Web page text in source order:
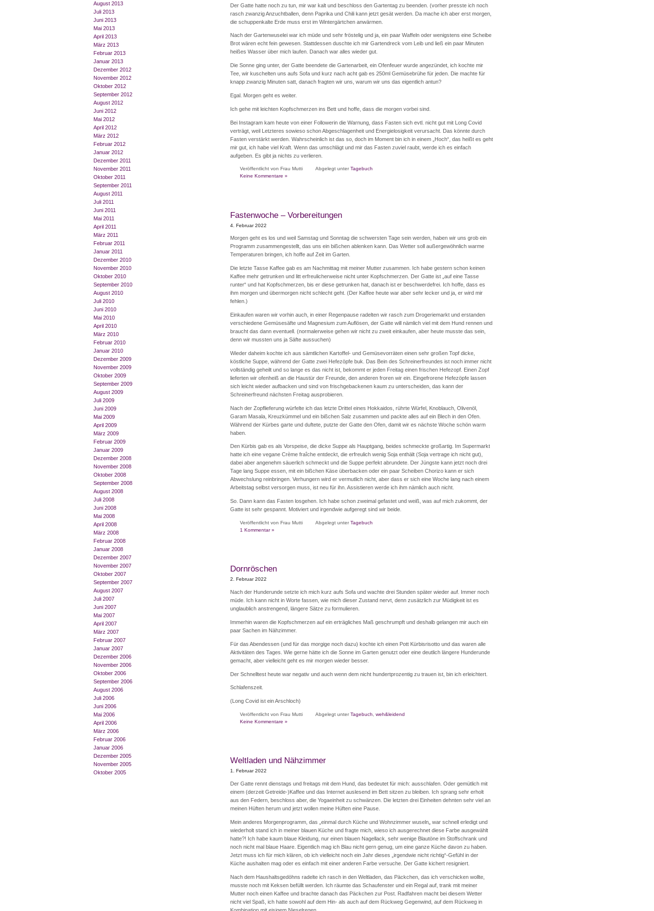
August 2013
Juli 2013
Juni 2013
Mai 2013
April 2013
März 2013
Februar 2013
Januar 2013
Dezember 2012
November 2012
Oktober 2012
September 2012
August 2012
Juni 2012
Mai 2012
April 2012
März 2012
Februar 2012
Januar 2012
Dezember 2011
November 2011
Oktober 2011
September 2011
August 2011
Juli 2011
Juni 2011
Mai 2011
April 2011
März 2011
Februar 2011
Januar 2011
Dezember 2010
November 2010
Oktober 2010
September 2010
August 2010
Juli 2010
Juni 2010
Mai 2010
April 2010
März 2010
Februar 2010
Januar 2010
Dezember 2009
November 2009
Oktober 2009
September 2009
August 2009
Juli 2009
Juni 2009
Mai 2009
April 2009
März 2009
Februar 2009
Januar 2009
Dezember 2008
November 2008
Oktober 2008
September 2008
August 2008
Juli 2008
Juni 2008
Mai 2008
April 2008
März 2008
Februar 2008
Januar 2008
Dezember 2007
November 2007
Oktober 2007
September 2007
August 2007
Juli 2007
Juni 2007
Mai 2007
April 2007
März 2007
Februar 2007
Januar 2007
Dezember 2006
November 2006
Oktober 2006
September 2006
August 2006
Juli 2006
Juni 2006
Mai 2006
April 2006
März 2006
Februar 2006
Januar 2006
Dezember 2005
November 2005
Oktober 2005
Der Gatte hatte noch zu tun, mir war kalt und beschloss den Gartentag zu beenden. (vorher presste ich noch
rasch zwanzig Anzuchtballen, denn Paprika und Chili kann jetzt gesät werden. Da mache ich aber erst morgen,
die schuppenkalte Erde muss erst im Wintergärtchen anwärmen.
Nach der Gartenwuselei war ich müde und sehr fröstelig und ja, ein paar Waffeln oder wenigstens eine Scheibe
Brot wären echt fein gewesen. Stattdessen duschte ich mir Gartendreck vom Leib und ließ ein paar Minuten
heißes Wasser über mich laufen. Danach war alles wieder gut.
Die Sonne ging unter, der Gatte beendete die Gartenarbeit, ein Ofenfeuer wurde angezündet, ich kochte mir
Tee, wir kuschelten uns aufs Sofa und kurz nach acht gab es 250ml Gemüsebrühe für jeden. Die machte für
knapp zwanzig Minuten satt, danach fragten wir uns, warum wir uns das eigentlich antun?
Egal. Morgen geht es weiter.
Ich gehe mit leichten Kopfschmerzen ins Bett und hoffe, dass die morgen vorbei sind.
Bei Instagram kam heute von einer Followerin die Warnung, dass Fasten sich evtl. nicht gut mit Long Covid
verträgt, weil Letzteres sowieso schon Abgeschlagenheit und Energielosigkeit verursacht. Das könnte durch
Fasten verstärkt werden. Wahrscheinlich ist das so, doch im Moment bin ich in einem „Hoch“, das heißt es geht
mir gut, ich habe viel Kraft. Wenn das umschlägt und mir das Fasten zuviel raubt, werde ich es einfach
aufgeben. Es gibt ja nichts zu verlieren.
Veröffentlicht von Frau Mutti Abgelegt unterTagebuch
Keine Kommentare »
Fastenwoche – Vorbereitungen
4. Februar 2022
Morgen geht es los und weil Samstag und Sonntag die schwersten Tage sein werden, haben wir uns grob ein
Programm zusammengestellt, das uns ein bißchen ablenken kann. Das Wetter soll außergewöhnlich warme
Temperaturen bringen, ich hoffe auf Zeit im Garten.
Die letzte Tasse Kaffee gab es am Nachmittag mit meiner Mutter zusammen. Ich habe gestern schon keinen
Kaffee mehr getrunken und litt erfreulicherweise nicht unter Kopfschmerzen. Der Gatte ist „auf eine Tasse
runter“ und hat Kopfschmerzen, bis er diese getrunken hat, danach ist er beschwerdefrei. Ich hoffe, dass es
ihm morgen und übermorgen nicht schlecht geht. (Der Kaffee heute war aber sehr lecker und ja, er wird mir
fehlen.)
Einkaufen waren wir vorhin auch, in einer Regenpause radelten wir rasch zum Drogeriemarkt und erstanden
verschiedene Gemüsesäfte und Magnesium zum Auflösen, der Gatte will nämlich viel mit dem Hund rennen und
braucht das dann eventuell. (normalerweise gehen wir nicht zu zweit einkaufen, aber heute musste das sein,
denn wir mussten uns ja Säfte aussuchen)
Wieder daheim kochte ich aus sämtlichen Kartoffel- und Gemüsevorräten einen sehr großen Topf dicke,
köstliche Suppe, während der Gatte zwei Hefezöpfe buk. Das Bein des Schreinerfreundes ist noch immer nicht
vollständig geheilt und so lange es das nicht ist, bekommt er jeden Freitag einen frischen Hefezopf. Einen Zopf
lieferten wir ofenheiß an die Haustür der Freunde, den anderen froren wir ein. Eingefrorene Hefezöpfe lassen
sich leicht wieder aufbacken und sind von frischgebackenen kaum zu unterscheiden, das kann der
Schreinerfreund nächsten Freitag ausprobieren.
Nach der Zopflieferung würfelte ich das letzte Drittel eines Hokkaidos, rührte Würfel, Knoblauch, Olivenöl,
Garam Masala, Kreuzkümmel und ein bißchen Salz zusammen und packte alles auf ein Blech in den Ofen.
Während der Kürbes garte und duftete, putzte der Gatte den Ofen, damit wir es nächste Woche schön warm
haben.
Den Kürbis gab es als Vorspeise, die dicke Suppe als Hauptgang, beides schmeckte großartig. Im Supermarkt
hatte ich eine vegane Crème fraîche entdeckt, die erfreulich wenig Soja enthält (Soja vertrage ich nicht gut),
dabei aber angenehm säuerlich schmeckt und die Suppe perfekt abrundete. Der Jüngste kann jetzt noch drei
Tage lang Suppe essen, mit ein bißchen Käse überbacken oder ein paar Scheiben Chorizo kann er sich
Abwechslung reinbringen. Verhungern wird er vermutlich nicht, aber dass er sich eine Woche lang nach einem
Arbeitstag selbst versorgen muss, ist neu für ihn. Assistieren werde ich ihm nämlich auch nicht.
So. Dann kann das Fasten losgehen. Ich habe schon zweimal gefastet und weiß, was auf mich zukommt, der
Gatte ist sehr gespannt. Motiviert und irgendwie aufgeregt sind wir beide.
Veröffentlicht von Frau Mutti Abgelegt unterTagebuch
1 Kommentar »
Dornröschen
2. Februar 2022
Nach der Hunderunde setzte ich mich kurz aufs Sofa und wachte drei Stunden später wieder auf. Immer noch
müde. Ich kann nicht in Worte fassen, wie mich dieser Zustand nervt, denn zusätzlich zur Müdigkeit ist es
unglaublich anstrengend, längere Sätze zu formulieren.
Immerhin waren die Kopfschmerzen auf ein erträgliches Maß geschrumpft und deshalb gelangen mir auch ein
paar Sachen im Nähzimmer.
Für das Abendessen (und für das morgige noch dazu) kochte ich einen Pott Kürbisrisotto und das waren alle
Aktivitäten des Tages. Wie gerne hätte ich die Sonne im Garten genutzt oder eine deutlich längere Hunderunde
gemacht, aber vielleicht geht es mir morgen wieder besser.
Der Schnelltest heute war negativ und auch wenn dem nicht hundertprozentig zu trauen ist, bin ich erleichtert.
Schlafenszeit.
(Long Covid ist ein Arschloch)
Veröffentlicht von Frau Mutti Abgelegt unterTagebuch
weh&leidend
Keine Kommentare »
Weltladen und Nähzimmer
1. Februar 2022
Der Gatte rennt dienstags und freitags mit dem Hund, das bedeutet für mich: ausschlafen. Oder gemütlich mit
einem (derzeit Getreide-)Kaffee und das Internet auslesend im Bett sitzen zu bleiben. Ich sprang sehr erholt
aus den Federn, beschloss aber, die Yogaeinheit zu schwänzen. Die letzten drei Einheiten dehnten sehr viel an
meinen Hüften herum und jetzt wollen meine Hüften eine Pause.
Mein anderes Morgenprogramm, das „einmal durch Küche und Wohnzimmer wuseln„ war schnell erledigt und
wiederholt stand ich in meiner blauen Küche und fragte mich, wieso ich ausgerechnet diese Farbe ausgewählt
hatte?! Ich habe kaum blaue Kleidung, nur einen blauen Nagellack, sehr wenige Blautöne im Stoffschrank und
noch nicht mal blaue Haare. Eigentlich mag ich Blau nicht gern genug, um eine ganze Küche davon zu haben.
Jetzt muss ich für mich klären, ob ich vielleicht noch ein Jahr dieses „irgendwie nicht richtig“-Gefühl in der
Küche aushalten mag oder es einfach mit einer anderen Farbe versuche. Der Gatte kichert resigniert.
Nach dem Haushaltsgedöhns radelte ich rasch in den Weltladen, das Päckchen, das ich verschicken wollte,
musste noch mit Keksen befüllt werden. Ich räumte das Schaufenster und ein Regal auf, trank mit meiner
Mutter noch einen Kaffee und brachte danach das Päckchen zur Post. Radfahren macht bei diesem Wetter
nicht viel Spaß, ich hatte sowohl auf dem Hin- als auch auf dem Rückweg Gegenwind, auf dem Rückweg in